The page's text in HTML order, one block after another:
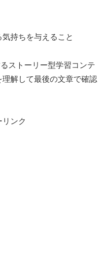
持ちを与えること
ストーリー型学習コンテ
解して最後の文章で確認
リンク